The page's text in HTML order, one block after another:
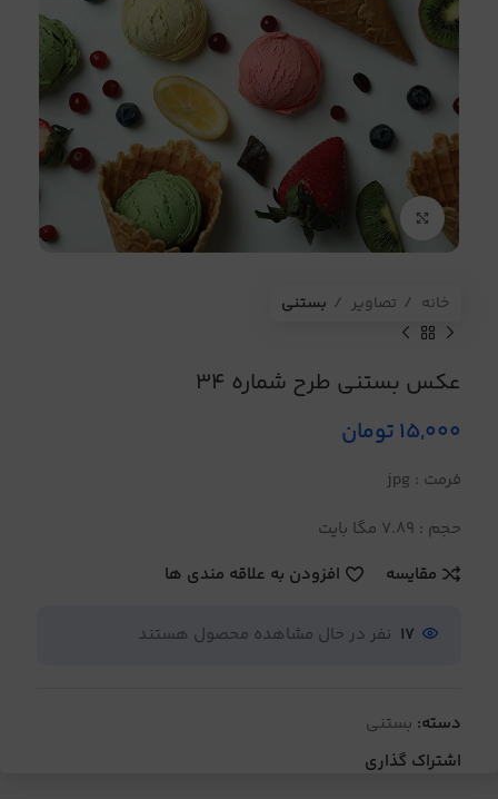
برای بزرگنمایی کلیک کنید
خانه تصاویر بستنی
عکس بستنی طرح شماره 34
15,000تومان
فرمت : jpg
حجم : 7.89 مگا بایت
مقایسه
افزودن به علاقه مندی ها
17 نفر در حال مشاهده محصول هستند
دسته: بستنی
اشتراک گذاری